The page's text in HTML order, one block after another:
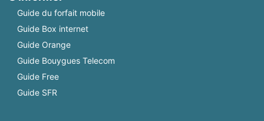
Guide du forfait mobile
Guide Box internet
Guide Orange
Guide Bouygues Telecom
Guide Free
Guide SFR